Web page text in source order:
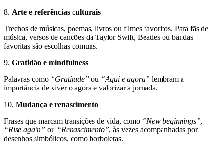
8. Arte e referências culturais
Trechos de músicas, poemas, livros ou filmes favoritos. Para fãs de
música, versos de canções da Taylor Swift, Beatles ou bandas
favoritas são escolhas comuns.
9. Gratidão e mindfulness
Palavras como “Gratitude” ou “Aqui e agora” lembram a
importância de viver o agora e valorizar a jornada.
10. Mudança e renascimento
Frases que marcam transições de vida, como “New beginnings”,
“Rise again” ou “Renascimento”, às vezes acompanhadas por
desenhos simbólicos, como borboletas.